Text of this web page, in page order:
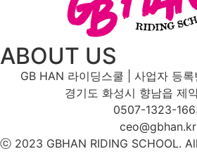
ABOUT US
GB HAN 라이딩스쿨 | 사업자 등
경기도 화성시 향남읍 제
0507-1323-
ceo@gbhan.kr
ⓒ 2023 GBHAN RIDING SCHOOL.